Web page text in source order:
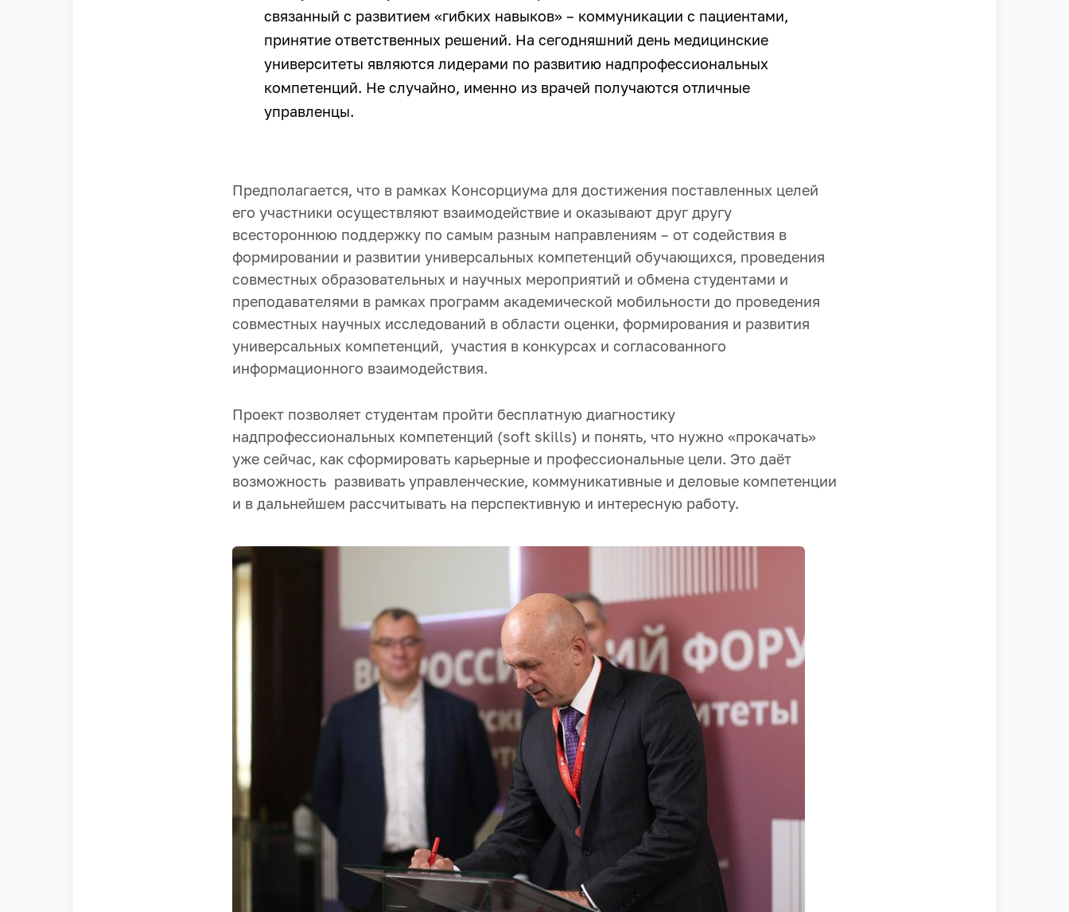
связанный с развитием «гибких навыков» – коммуникации с пациентами,
принятие ответственных решений. На сегодняшний день медицинские
университеты являются лидерами по развитию надпрофессиональных
компетенций. Не случайно, именно из врачей получаются отличные
управленцы.
Предполагается, что в рамках Консорциума для достижения поставленных целей
его участники осуществляют взаимодействие и оказывают друг другу
всестороннюю поддержку по самым разным направлениям – от содействия в
формировании и развитии универсальных компетенций обучающихся, проведения
совместных образовательных и научных мероприятий и обмена студентами и
преподавателями в рамках программ академической мобильности до проведения
совместных научных исследований в области оценки, формирования и развития
универсальных компетенций, участия в конкурсах и согласованного
информационного взаимодействия.
Проект позволяет студентам пройти бесплатную диагностику
надпрофессиональных компетенций (soft skills) и понять, что нужно «прокачать»
уже сейчас, как сформировать карьерные и профессиональные цели. Это даёт
возможность развивать управленческие, коммуникативные и деловые компетенции
и в дальнейшем рассчитывать на перспективную и интересную работу.